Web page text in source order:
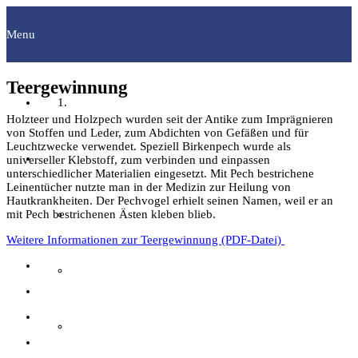
Menu
Fachgruppen
Archäologie
Teergewinnung
Holzteer und Holzpech wurden seit der Antike zum Imprägnieren
von Stoffen und Leder, zum Abdichten von Gefäßen und für
Leuchtzwecke verwendet. Speziell Birkenpech wurde als
universeller Klebstoff, zum verbinden und einpassen
unterschiedlicher Materialien eingesetzt. Mit Pech bestrichene
Leinentücher nutzte man in der Medizin zur Heilung von
Hautkrankheiten. Der Pechvogel erhielt seinen Namen, weil er an
mit Pech bestrichenen Ästen kleben blieb.
Weitere Informationen zur Teergewinnung (PDF-Datei)